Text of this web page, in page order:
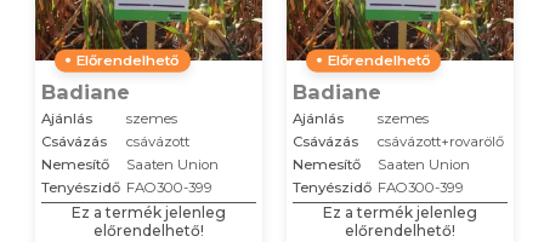
Előrendelhető
Badiane
Ajánlás
szemes
Csávázás
csávázott
Nemesítő
Saaten Union
Tenyészidő FAO300-399
Ez a termék jelenleg
előrendelhető!
Előrendelhető
Badiane
Ajánlás
szemes
Csávázás
csávázott+rovarölő
Nemesítő
Saaten Union
Tenyészidő FAO300-399
Ez a termék jelenleg
előrendelhető!